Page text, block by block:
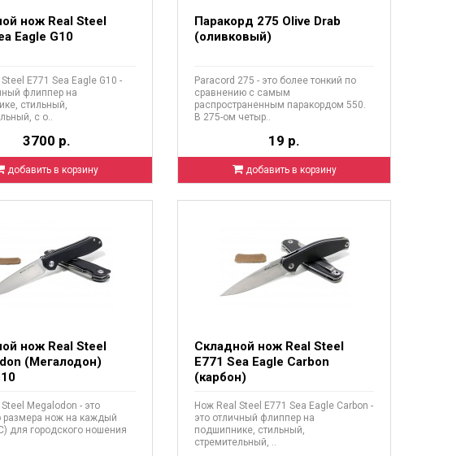
нож Real Steel
Eagle G10
E771 Sea Eagle G10 -
флиппер на
стильный,
с о..
3700 р.
добавить в корзину
Паракорд 275 Olive Drab
(оливковый)
Paracord 275 - это более тонкий по
сравнению с самым
распространенным паракордом 550.
В 275-ом четыр..
19 р.
добавить в корзину
нож Real Steel
(Мегалодон)
Megalodon - это
размера нож на каждый
для городского ношения
Складной нож Real Steel
E771 Sea Eagle Carbon
(карбон)
Нож Real Steel E771 Sea Eagle Carbon -
это отличный флиппер на
подшипнике, стильный,
стремительный, ..